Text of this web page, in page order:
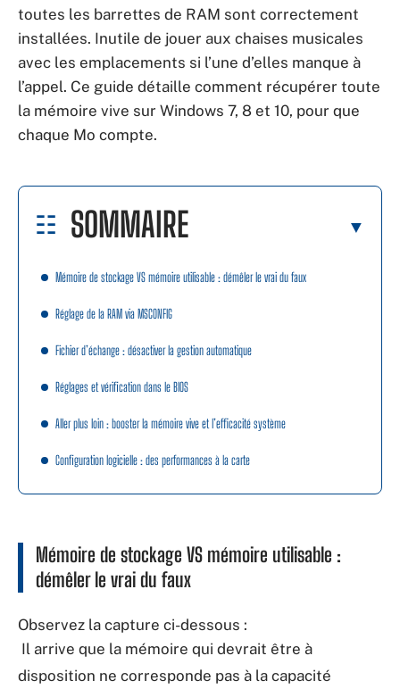
toutes les barrettes de RAM sont correctement
installées. Inutile de jouer aux chaises musicales
avec les emplacements si l’une d’elles manque à
l’appel. Ce guide détaille comment récupérer toute
la mémoire vive sur Windows 7, 8 et 10, pour que
chaque Mo compte.
SOMMAIRE
Mémoire de stockage VS mémoire utilisable : démêler le vrai du faux
Réglage de la RAM via MSCONFIG
Fichier d’échange : désactiver la gestion automatique
Réglages et vérification dans le BIOS
Aller plus loin : booster la mémoire vive et l’efficacité système
Configuration logicielle : des performances à la carte
Mémoire de stockage VS mémoire utilisable :
démêler le vrai du faux
Observez la capture ci-dessous :
Il arrive que la mémoire qui devrait être à
disposition ne corresponde pas à la capacité